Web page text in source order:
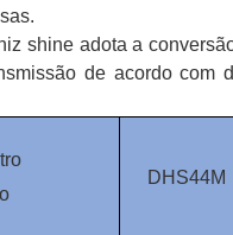
shine adota a
de acordo com
DHS44M